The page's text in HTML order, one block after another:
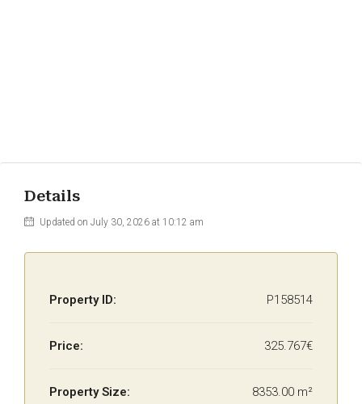
Details
Updated on July 30, 2026 at 10:12 am
Property ID: P158514
Price: 325.767€
Property Size: 8353.00 m²